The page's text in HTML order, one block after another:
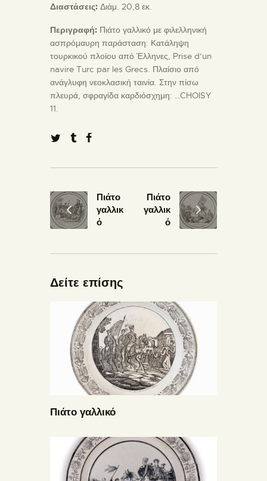
Διαστάσεις: Διάμ. 20,8 εκ.
Περιγραφή: Πιάτο γαλλικό με φιλελληνική
ασπρόμαυρη παράσταση: Κατάληψη
τουρκικού πλοίου από Έλληνες, Prise d’un
navire Turc par les Grecs. Πλαίσιο από
ανάγλυφη νεοκλασική ταινία. Στην πίσω
πλευρά, σφραγίδα καρδιόσχημη: …CHOISY
11.
Πιάτο
γαλλικ
ό
Πιάτο
γαλλικ
ό
Δείτε επίσης
Πιάτο γαλλικό